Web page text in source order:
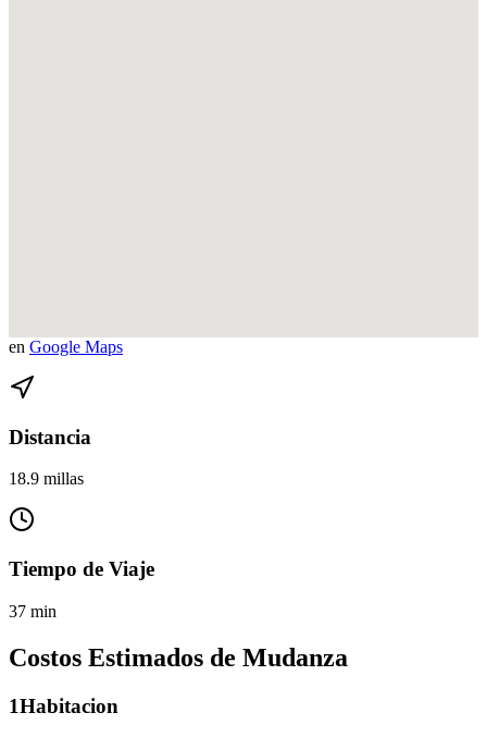
en Google Maps
Distancia
18.9 millas
Tiempo de Viaje
37 min
Costos Estimados de Mudanza
1Habitacion